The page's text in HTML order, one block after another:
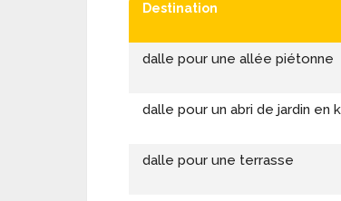
Destination
dalle pour une allée piétonne
dalle pour un abri de jardin en
dalle pour une terrasse